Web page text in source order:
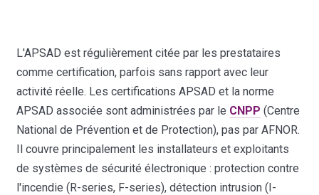
L'APSAD est régulièrement citée par les prestataires
comme certification, parfois sans rapport avec leur
activité réelle. Les certifications APSAD et la norme
APSAD associée sont administrées par le CNPP (Centre
National de Prévention et de Protection), pas par AFNOR.
Il couvre principalement les installateurs et exploitants
de systèmes de sécurité électronique : protection contre
l'incendie (R-series, F-series), détection intrusion (I-